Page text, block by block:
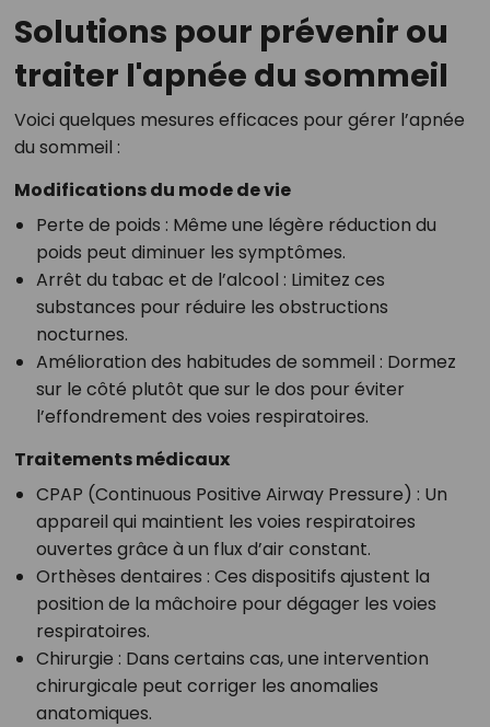
Solutions pour prévenir ou
traiter l'apnée du sommeil
Voici quelques mesures efficaces pour gérer l’apnée
du sommeil :
Modifications du mode de vie
Perte de poids : Même une légère réduction du
poids peut diminuer les symptômes.
Arrêt du tabac et de l’alcool : Limitez ces
substances pour réduire les obstructions
nocturnes.
Amélioration des habitudes de sommeil : Dormez
sur le côté plutôt que sur le dos pour éviter
l’effondrement des voies respiratoires.
Traitements médicaux
CPAP (Continuous Positive Airway Pressure) : Un
appareil qui maintient les voies respiratoires
ouvertes grâce à un flux d’air constant.
Orthèses dentaires : Ces dispositifs ajustent la
position de la mâchoire pour dégager les voies
respiratoires.
Chirurgie : Dans certains cas, une intervention
chirurgicale peut corriger les anomalies
anatomiques.